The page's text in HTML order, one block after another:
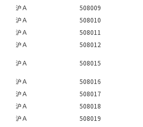
沪Ａ
508009
沪Ａ
508010
沪Ａ
508011
沪Ａ
508012
沪Ａ 508015
沪Ａ 508016
沪Ａ
508017
沪Ａ
508018
沪Ａ
508019